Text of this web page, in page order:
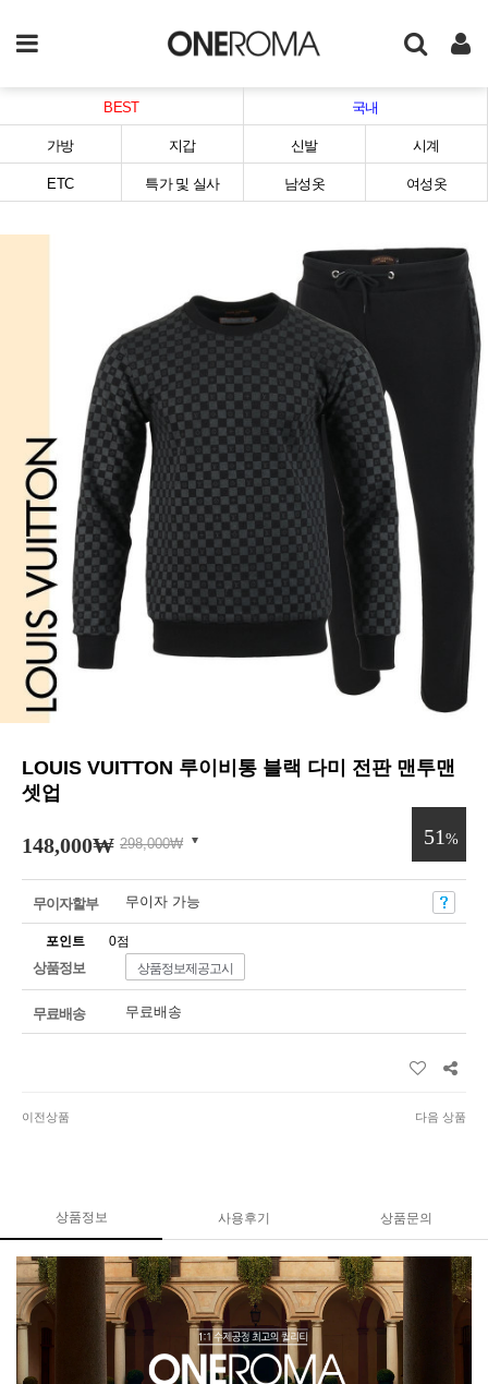
BEST 국내
가방 지갑 신발 시계
ETC 특가 및 실사 남성옷 여성옷
LOUIS VUITTON 루이비통 블랙 다미 전판 맨투맨
셋업
148,000₩ 298,000₩ 51 %
무이자할부 무이자 가능
포인트 0점
상품정보 상품정보제공고시
무료배송 무료배송
이전상품 다음 상품
상품정보 사용후기 상품문의